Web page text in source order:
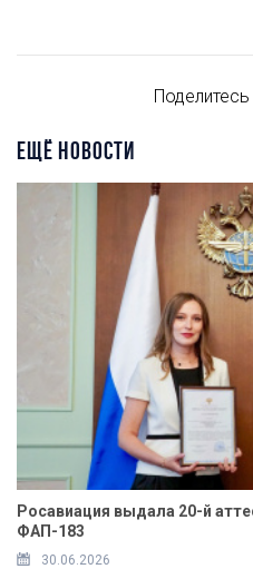
ЕЩЁ НОВОСТИ
Росавиация выдала 20-й
ФАП-183
30.06.2026